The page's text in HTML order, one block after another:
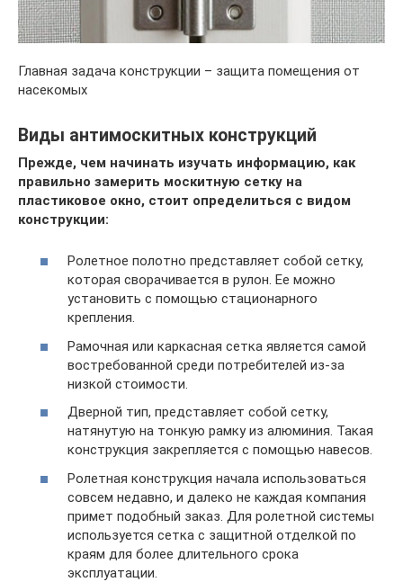
Главная задача конструкции – защита помещения от
насекомых
Виды антимоскитных конструкций
Прежде, чем начинать изучать информацию, как
правильно замерить москитную сетку на
пластиковое окно, стоит определиться с видом
конструкции:
Ролетное полотно представляет собой сетку,
которая сворачивается в рулон. Ее можно
установить с помощью стационарного
крепления.
Рамочная или каркасная сетка является самой
востребованной среди потребителей из-за
низкой стоимости.
Дверной тип, представляет собой сетку,
натянутую на тонкую рамку из алюминия. Такая
конструкция закрепляется с помощью навесов.
Ролетная конструкция начала использоваться
совсем недавно, и далеко не каждая компания
примет подобный заказ. Для ролетной системы
используется сетка с защитной отделкой по
краям для более длительного срока
эксплуатации.